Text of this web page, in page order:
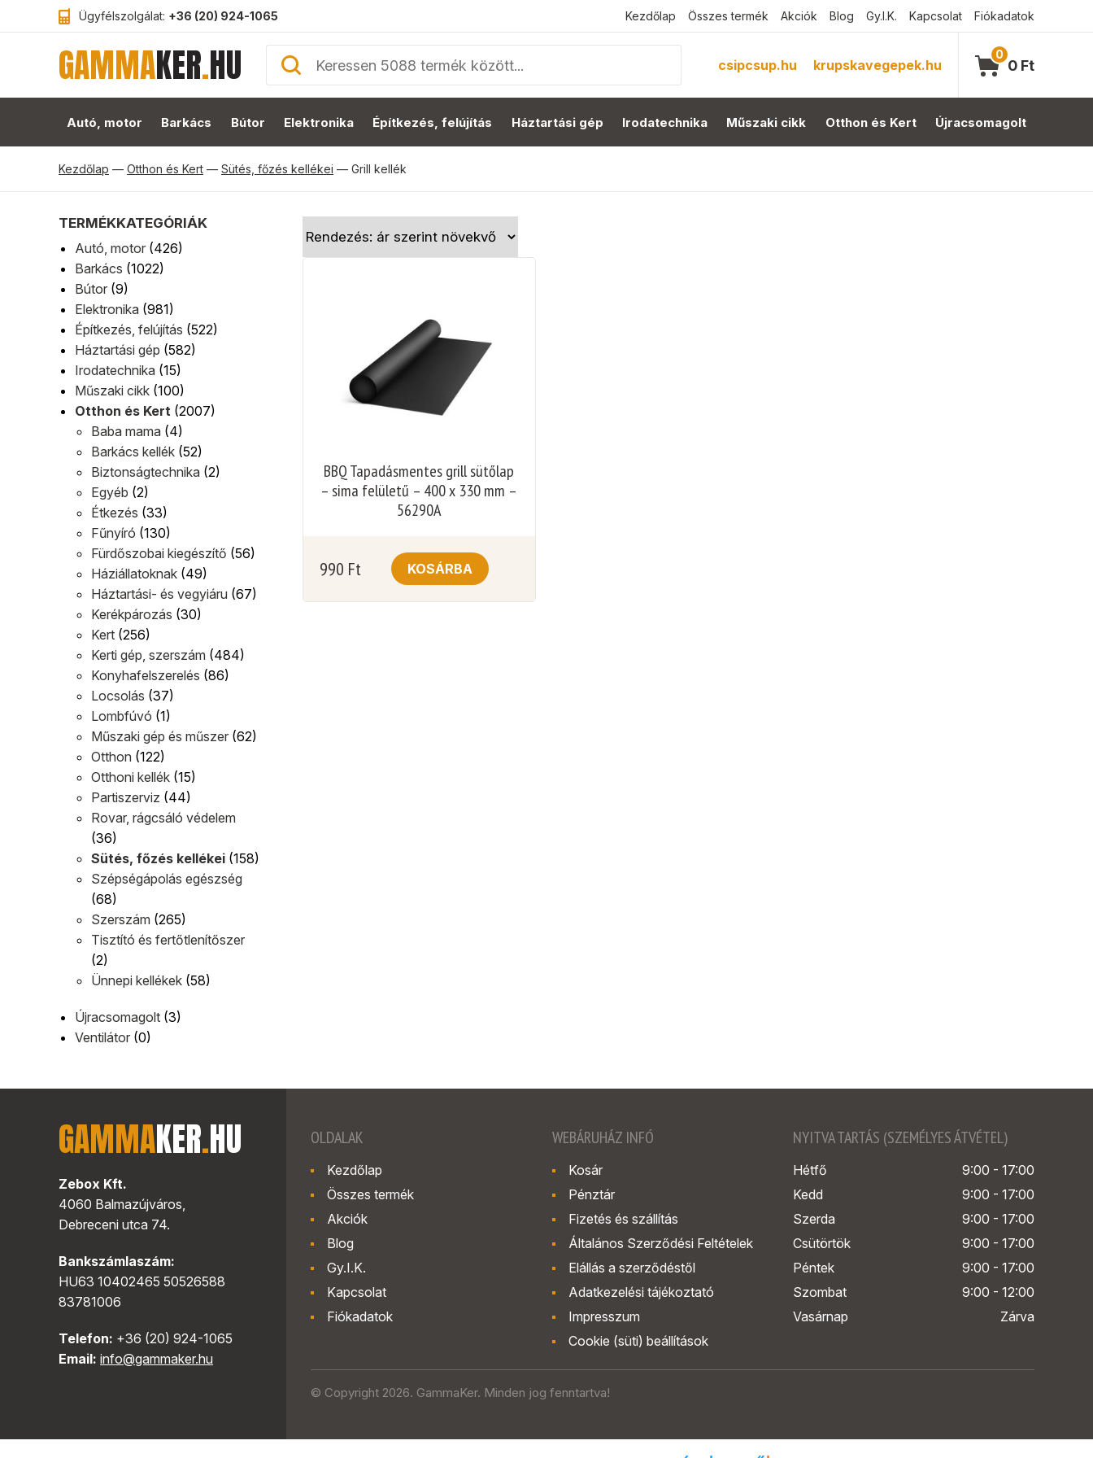
Ügyfélszolgálat: +36 (20) 924-1065 Kezdőlap Összes termék Akciók Blog Gy.I.K. Kapcsolat Fiókadatok
GAMMAKER.HU csipcsup.hu krupskavegepek.hu
0
0 Ft
Autó, motor Barkács Bútor Elektronika Építkezés, felújítás Háztartási gép Irodatechnika Műszaki cikk Otthon és Kert Újracsomagolt
Kezdőlap — Otthon és Kert — Sütés, főzés kellékei — Grill kellék
TERMÉKKATEGÓRIÁK
Autó, motor (426)
Barkács (1022)
Bútor (9)
Elektronika (981)
Építkezés, felújítás (522)
Háztartási gép (582)
Irodatechnika (15)
Műszaki cikk (100)
Otthon és Kert (2007)
Baba mama (4)
Barkács kellék (52)
Biztonságtechnika (2)
Egyéb (2)
Étkezés (33)
Fűnyíró (130)
Fürdőszobai kiegészítő (56)
Háziállatoknak (49)
Háztartási- és vegyiáru (67)
Kerékpározás (30)
Kert (256)
Kerti gép, szerszám (484)
Konyhafelszerelés (86)
Locsolás (37)
Lombfúvó (1)
Műszaki gép és műszer (62)
Otthon (122)
Otthoni kellék (15)
Partiszerviz (44)
Rovar, rágcsáló védelem
(36)
Sütés, főzés kellékei (158)
Szépségápolás egészség
(68)
Szerszám (265)
Tisztító és fertőtlenítőszer
(2)
Ünnepi kellékek (58)
Újracsomagolt (3)
Ventilátor (0)
BBQ Tapadásmentes grill sütőlap
– sima felületű – 400 x 330 mm –
56290A
990 Ft KOSÁRBA
GAMMAKER.HU
Zebox Kft.
4060 Balmazújváros,
Debreceni utca 74.
Bankszámlaszám:
HU63 10402465 50526588
83781006
Telefon: +36 (20) 924-1065
Email: info@gammaker.hu
OLDALAK
Kezdőlap
Összes termék
Akciók
Blog
Gy.I.K.
Kapcsolat
Fiókadatok
WEBÁRUHÁZ INFÓ
Kosár
Pénztár
Fizetés és szállítás
Általános Szerződési Feltételek
Elállás a szerződéstől
Adatkezelési tájékoztató
Impresszum
Cookie (süti) beállítások
NYITVA TARTÁS (SZEMÉLYES ÁTVÉTEL)
Hétfő
9:00 - 17:00
Kedd
9:00 - 17:00
Szerda
9:00 - 17:00
Csütörtök
9:00 - 17:00
Péntek
9:00 - 17:00
Szombat
9:00 - 12:00
Vasárnap
Zárva
© Copyright 2026. GammaKer. Minden jog fenntartva!